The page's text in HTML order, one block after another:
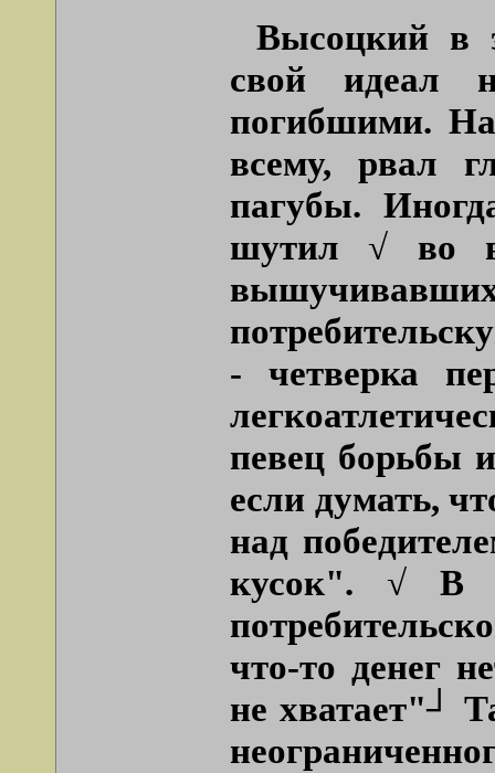
Высоцкий в
свой идеал
погибшими.
всему, рвал
пагубы.
шутил √ во
- четверка
певец борьбы
если думать,
над
кусок". √ В
что-то денег
не хватает"┘